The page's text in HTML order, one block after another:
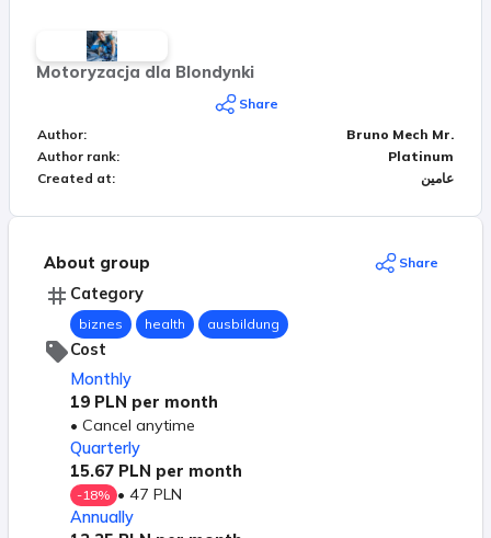
drogowym, ale boisz się zapytać swojego męża.
Będzie moja książka: Myśl jak Pan Mechanik (a nie
jak mechanik). Będę też mówił o życiu w Szwajcarii,
o prowadzeniu biznezu w Szwajcarii, o kulturze
Szwajcarów. Trochę ciekawostek z życia
prywatnego. Moja codzienność, hobby. Kursy, które
otrzymasz całkowicie za darmo. Zapraszam Cię
Motoryzacja dla Blondynki
Share
Author:
Bruno Mech Mr.
Author rank:
Platinum
Created at: عامين
About group Share
Category
biznes health ausbildung
Cost
Monthly
19 PLN per month
• Cancel anytime
Quarterly
15.67 PLN per month
-18% • 47 PLN
Annually